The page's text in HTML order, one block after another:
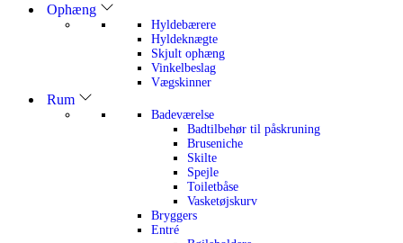
Ophæng
Hyldebærere
Hyldeknægte
Skjult ophæng
Vinkelbeslag
Vægskinner
Rum
Badeværelse
Badtilbehør til påskruning
Bruseniche
Skilte
Spejle
Toiletbåse
Vasketøjskurv
Bryggers
Entré